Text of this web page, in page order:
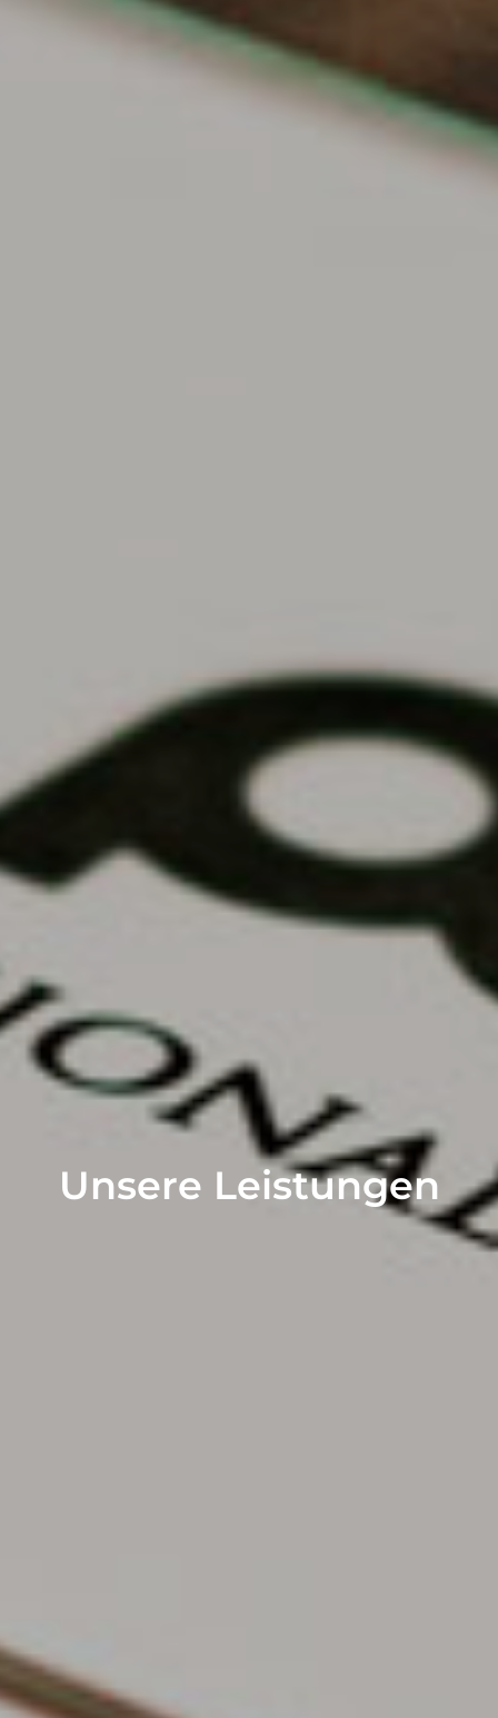
Unsere Leistungen